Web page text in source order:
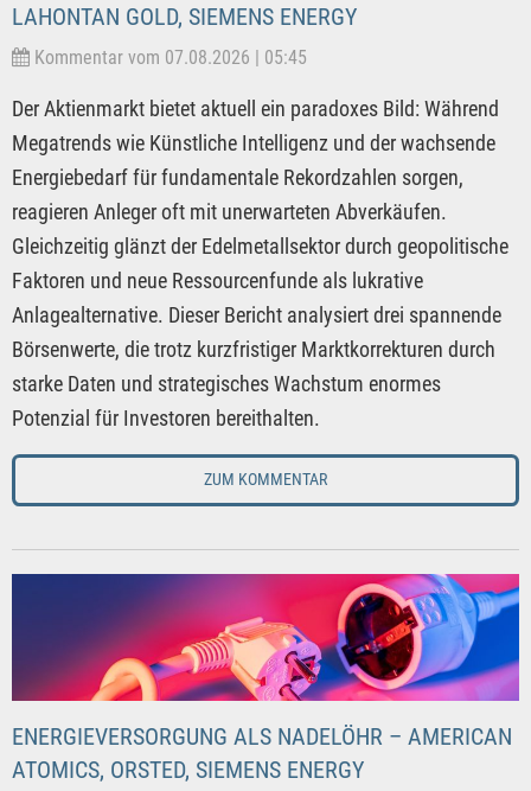
LAHONTAN GOLD, SIEMENS ENERGY
Kommentar vom 07.08.2026 | 05:45
Der Aktienmarkt bietet aktuell ein paradoxes Bild: Während
Megatrends wie Künstliche Intelligenz und der wachsende
Energiebedarf für fundamentale Rekordzahlen sorgen,
reagieren Anleger oft mit unerwarteten Abverkäufen.
Gleichzeitig glänzt der Edelmetallsektor durch geopolitische
Faktoren und neue Ressourcenfunde als lukrative
Anlagealternative. Dieser Bericht analysiert drei spannende
Börsenwerte, die trotz kurzfristiger Marktkorrekturen durch
starke Daten und strategisches Wachstum enormes
Potenzial für Investoren bereithalten.
ZUM KOMMENTAR
ENERGIEVERSORGUNG ALS NADELÖHR – AMERICAN
ATOMICS, ORSTED, SIEMENS ENERGY